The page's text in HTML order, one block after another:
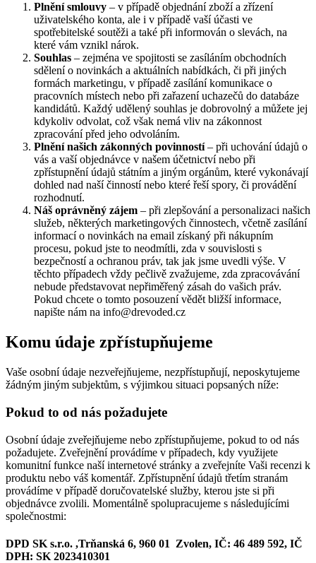
Plnění smlouvy – v případě objednání zboží a zřízení
uživatelského konta, ale i v případě vaší účasti ve
spotřebitelské soutěži a také při informován o slevách, na
které vám vznikl nárok.
Souhlas – zejména ve spojitosti se zasíláním obchodních
sdělení o novinkách a aktuálních nabídkách, či při jiných
formách marketingu, v případě zasílání komunikace o
pracovních místech nebo při zařazení uchazečů do databáze
kandidátů. Každý udělený souhlas je dobrovolný a můžete jej
kdykoliv odvolat, což však nemá vliv na zákonnost
zpracování před jeho odvoláním.
Plnění našich zákonných povinností– při uchování údajů o
vás a vaší objednávce v našem účetnictví nebo při
zpřístupnění údajů státním a jiným orgánům, které vykonávají
dohled nad naší činností nebo které řeší spory, či provádění
rozhodnutí.
Náš oprávněný zájem – při zlepšování a personalizaci našich
služeb, některých marketingových činnostech, včetně zasílání
informací o novinkách na email získaný při nákupním
procesu, pokud jste to neodmítli, zda v souvislosti s
bezpečností a ochranou práv, tak jak jsme uvedli výše. V
těchto případech vždy pečlivě zvažujeme, zda zpracovávání
nebude představovat nepřiměřený zásah do vašich práv.
Pokud chcete o tomto posouzení vědět bližší informace,
napište nám na info@drevoded.cz
Komu údaje zpřístupňujeme
Vaše osobní údaje nezveřejňujeme, nezpřístupňují, neposkytujeme
žádným jiným subjektům, s výjimkou situaci popsaných níže:
Pokud to od nás požadujete
Osobní údaje zveřejňujeme nebo zpřístupňujeme, pokud to od nás
požadujete. Zveřejnění provádíme v případech, kdy využijete
komunitní funkce naší internetové stránky a zveřejníte Vaši recenzi k
produktu nebo váš komentář. Zpřístupnění údajů třetím stranám
provádíme v případě doručovatelské služby, kterou jste si při
objednávce zvolili. Momentálně spolupracujeme s následujícími
společnostmi:
DPD SK s.r.o. ,Trňanská 6, 960 01 Zvolen, IČ: 46 489 592, IČ
DPH: SK 2023410301